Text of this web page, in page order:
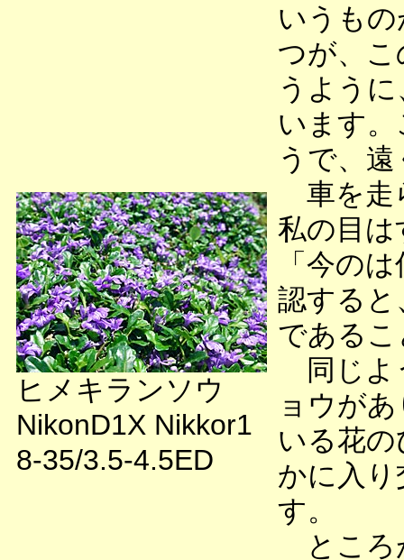
ヒメキランソウ
NikonD1X Nikkor1
8-35/3.5-4.5ED
いうも
つが、
うよう
います
うで、
車を走
私の目は
「今の
認する
である
同じよ
ョウが
いる花
かに入
す。
ところ